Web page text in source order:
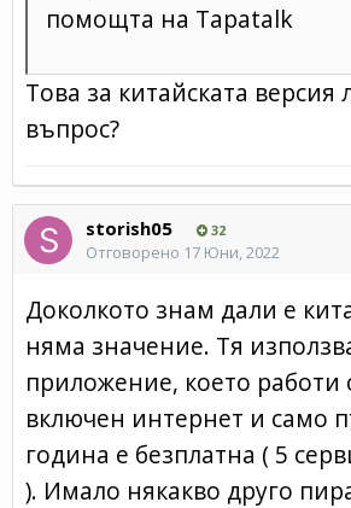
помощта на Tapatalk
Това за китайската версия
въпрос?
storish05 32
Отговорено 17 Юни, 2022
Доколкото знам дали е
няма значение. Тя
приложение, което работи
включен интернет и само
година е безплатна ( 5
). Имало някакво друго